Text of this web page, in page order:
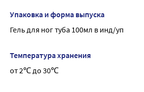
расслабляют, снимают ощущение
красного винограда улучшают
Упаковка и форма выпуска
Гель для ног туба 100мл в инд/уп
Температура хранения
от 2℃ до 30℃